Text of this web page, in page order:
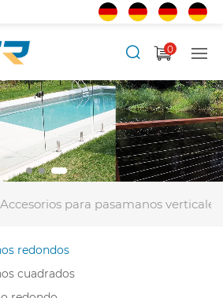
0
Accesorios para pasamanos verticales
redondos
cuadrados